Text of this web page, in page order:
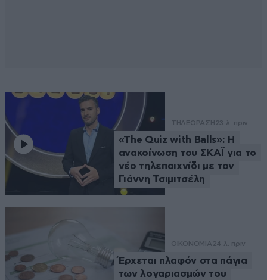
ΤΗΛΕΟΡΑΣΗ23 λ. πριν
«The Quiz with Balls»: Η
ανακοίνωση του ΣΚΑΪ για το
νέο τηλεπαιχνίδι με τον
Γιάννη Τσιμιτσέλη
ΟΙΚΟΝΟΜΙΑ24 λ. πριν
Έρχεται πλαφόν στα πάγια
των λογαριασμών του